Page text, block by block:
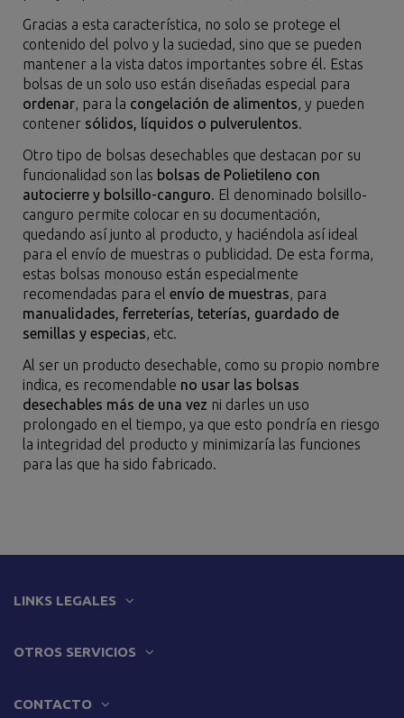
Gracias a esta característica, no solo se protege el
contenido del polvo y la suciedad, sino que se pueden
mantener a la vista datos importantes sobre él. Estas
bolsas de un solo uso están diseñadas especial para
ordenar, para la congelación de alimentos, y pueden
contener sólidos, líquidos o pulverulentos.
Otro tipo de bolsas desechables que destacan por su
funcionalidad son las bolsas de Polietileno con
autocierre y bolsillo-canguro. El denominado bolsillo-
canguro permite colocar en su documentación,
quedando así junto al producto, y haciéndola así ideal
para el envío de muestras o publicidad. De esta forma,
estas bolsas monouso están especialmente
recomendadas para el envío de muestras, para
manualidades, ferreterías, teterías, guardado de
semillas y especias, etc.
Al ser un producto desechable, como su propio nombre
indica, es recomendable no usar las bolsas
desechables más de una vez ni darles un uso
prolongado en el tiempo, ya que esto pondría en riesgo
la integridad del producto y minimizaría las funciones
para las que ha sido fabricado.
LINKS LEGALES
OTROS SERVICIOS
CONTACTO